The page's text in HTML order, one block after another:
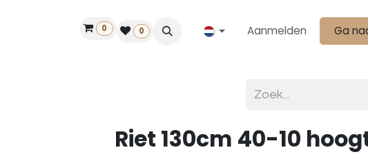
Vind een dealer
0 0 Aanmelden Ga
Riet 130cm 40-10